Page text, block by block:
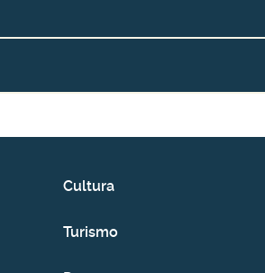
Cultura
Turismo